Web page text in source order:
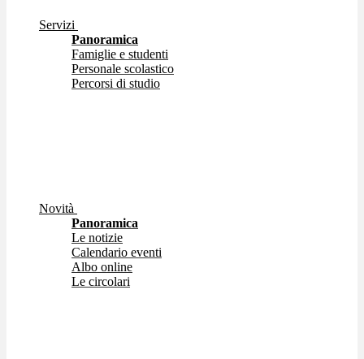
Servizi
Panoramica
Famiglie e studenti
Personale scolastico
Percorsi di studio
Novità
Panoramica
Le notizie
Calendario eventi
Albo online
Le circolari